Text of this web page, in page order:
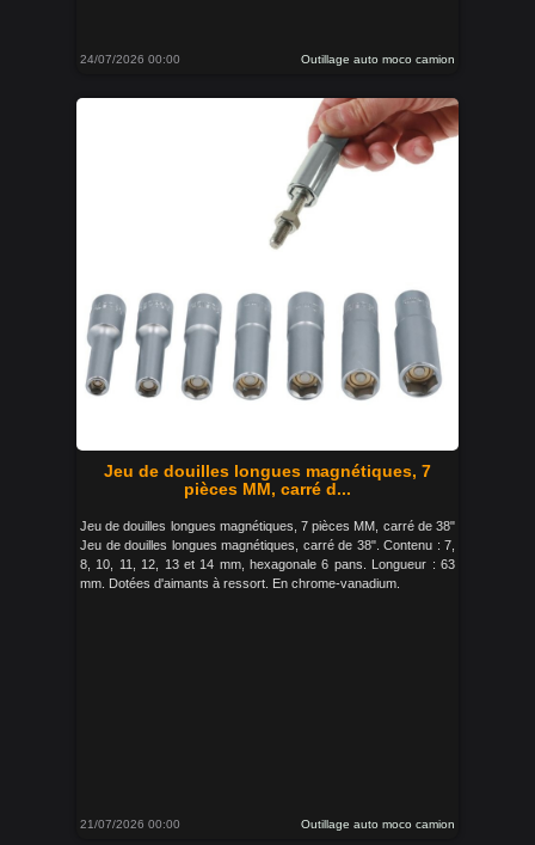
24/07/2026 00:00 Outillage auto moco camion
Jeu de douilles longues magnétiques, 7
pièces MM, carré d...
Jeu de douilles longues magnétiques, 7 pièces MM, carré de 38"
Jeu de douilles longues magnétiques, carré de 38". Contenu : 7,
8, 10, 11, 12, 13 et 14 mm, hexagonale 6 pans. Longueur : 63
mm. Dotées d'aimants à ressort. En chrome-vanadium.
21/07/2026 00:00 Outillage auto moco camion